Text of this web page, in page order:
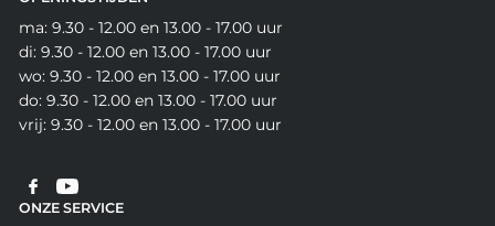
ma: 9.30 - 12.00 en 13.00 - 17.00 uur
di: 9.30 - 12.00 en 13.00 - 17.00 uur
wo: 9.30 - 12.00 en 13.00 - 17.00 uur
do: 9.30 - 12.00 en 13.00 - 17.00 uur
vrij: 9.30 - 12.00 en 13.00 - 17.00 uur
ONZE SERVICE